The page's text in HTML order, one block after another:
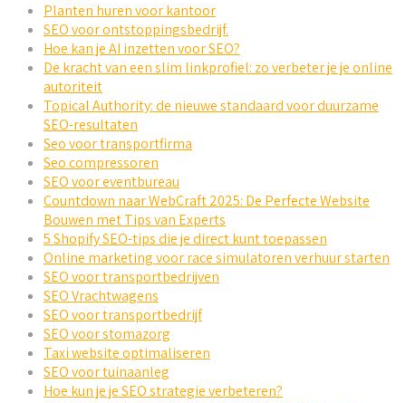
Planten huren voor kantoor
SEO voor ontstoppingsbedrijf.
Hoe kan je AI inzetten voor SEO?
De kracht van een slim linkprofiel: zo verbeter je je online
autoriteit
Topical Authority: de nieuwe standaard voor duurzame
SEO-resultaten
Seo voor transportfirma
Seo compressoren
SEO voor eventbureau
Countdown naar WebCraft 2025: De Perfecte Website
Bouwen met Tips van Experts
5 Shopify SEO-tips die je direct kunt toepassen
Online marketing voor race simulatoren verhuur starten
SEO voor transportbedrijven
SEO Vrachtwagens
SEO voor transportbedrijf
SEO voor stomazorg
Taxi website optimaliseren
SEO voor tuinaanleg
Hoe kun je je SEO strategie verbeteren?